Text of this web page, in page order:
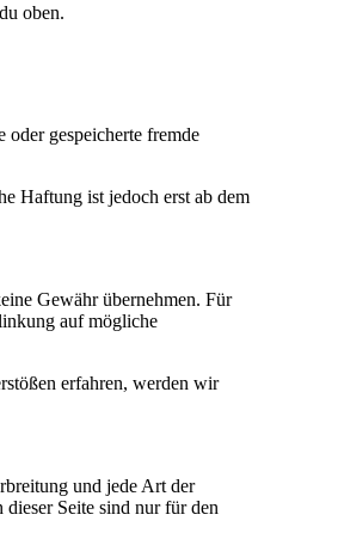
oben.
gespeicherte fremde
Haftung ist jedoch erst ab dem
Gewähr übernehmen. Für
auf mögliche
erfahren, werden wir
und jede Art der
Seite sind nur für den